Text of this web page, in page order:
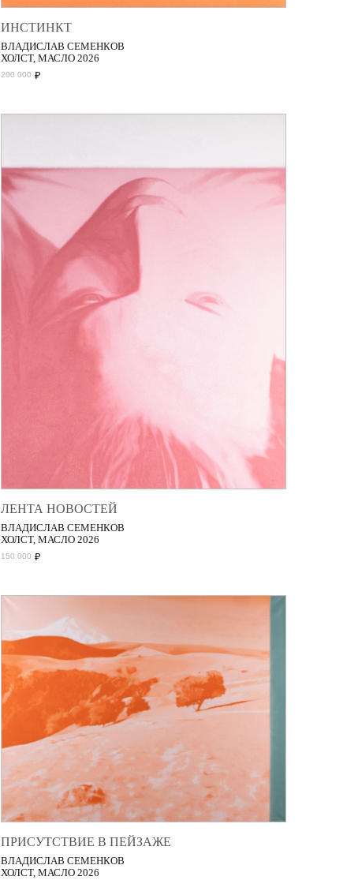
ИНСТИНКТ
ВЛАДИСЛАВ СЕМЕНКОВ
ХОЛСТ, МАСЛО 2026
200 000 ₽
ЛЕНТА НОВОСТЕЙ
ВЛАДИСЛАВ СЕМЕНКОВ
ХОЛСТ, МАСЛО 2026
150 000 ₽
ПРИСУТСТВИЕ В ПЕЙЗАЖЕ
ВЛАДИСЛАВ СЕМЕНКОВ
ХОЛСТ, МАСЛО 2026